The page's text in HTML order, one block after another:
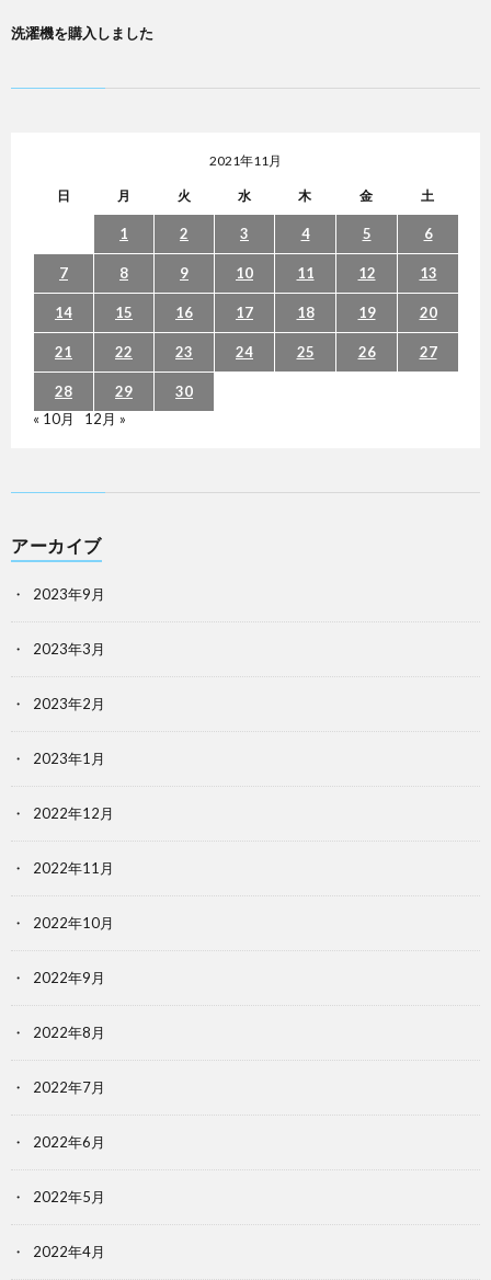
洗濯機を購入しました
2021年11月
日 月 火 水 木 金 土
1 2 3 4 5 6
7 8 9 10 11 12 13
14 15 16 17 18 19 20
21 22 23 24 25 26 27
28 29
30
« 10月
12月 »
アーカイブ
2023年9月
2023年3月
2023年2月
2023年1月
2022年12月
2022年11月
2022年10月
2022年9月
2022年8月
2022年7月
2022年6月
2022年5月
2022年4月